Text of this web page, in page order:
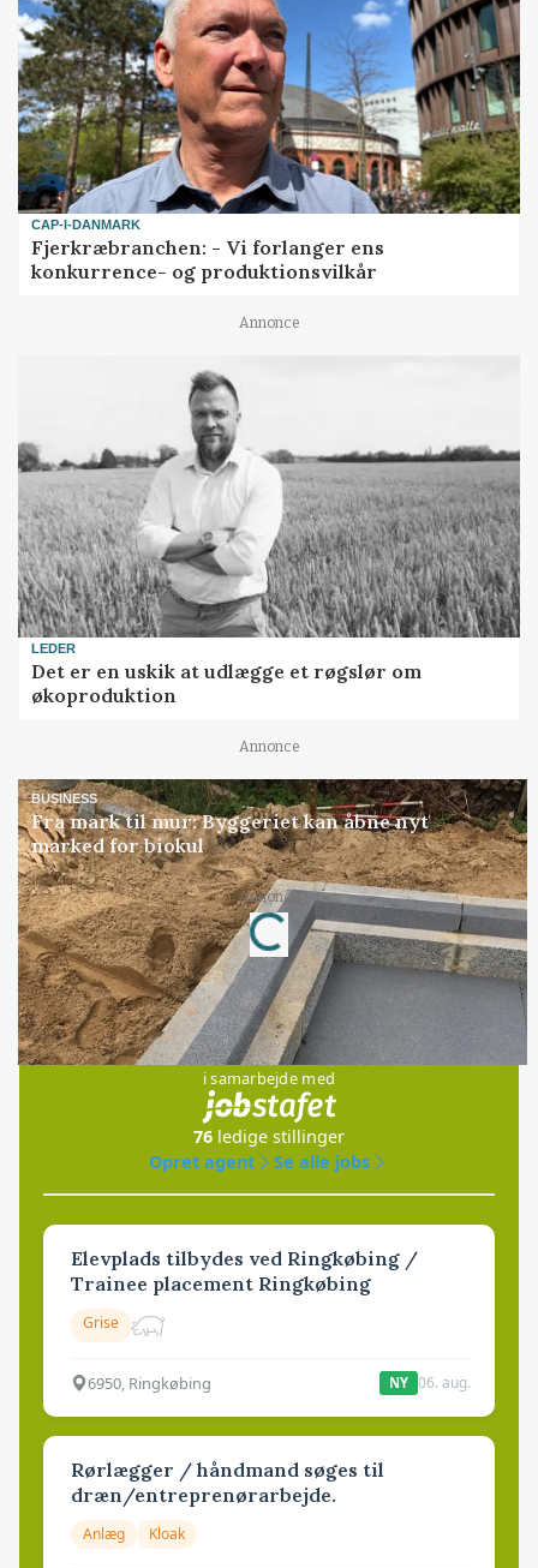
CAP-I-DANMARK
Fjerkræbranchen: - Vi forlanger ens
konkurrence- og produktionsvilkår
Annonce
LEDER
Det er en uskik at udlægge et røgslør om
økoproduktion
Annonce
BUSINESS
Fra mark til mur: Byggeriet kan åbne nyt
marked for biokul
Annonce
Loading...
Jobs
i samarbejde med
76 ledige stillinger
Opret agent
Se alle jobs
Elevplads tilbydes ved Ringkøbing /
Trainee placement Ringkøbing
Grise
6950, Ringkøbing NY 06. aug.
Rørlægger / håndmand søges til
dræn/entreprenørarbejde.
Anlæg Kloak